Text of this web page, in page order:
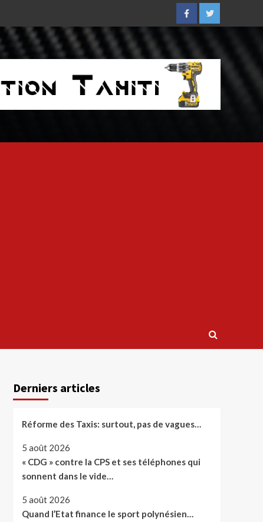
FacebookTwitter
Derniers articles
Réforme des Taxis: surtout, pas de vagues…
5 août 2026
« CDG » contre la CPS et ses téléphones qui
sonnent dans le vide…
5 août 2026
Quand l’Etat finance le sport polynésien…